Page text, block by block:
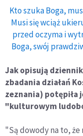
Kto szuka Boga,
Musi się wciąż
przed oczyma i
Boga, swój
Jak opisują
zbadania działań
zeznania) potępiła
"kulturowym
"Są dowody na to,